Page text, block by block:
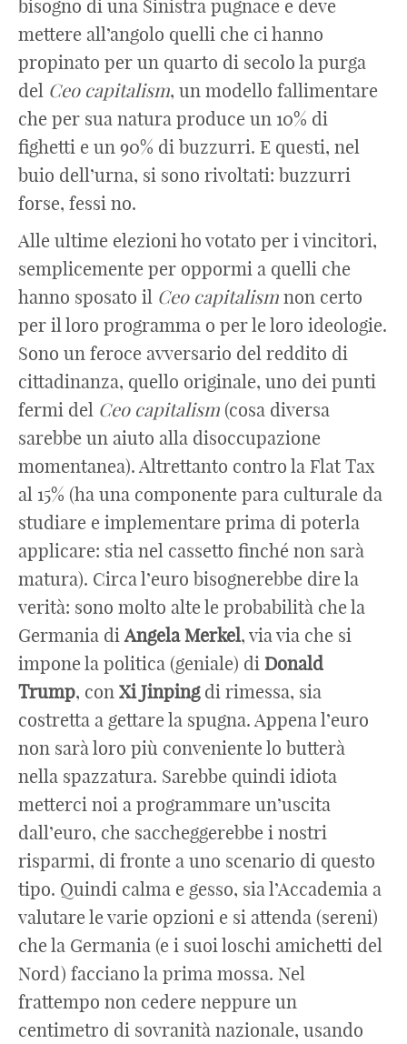
bisogno di una Sinistra pugnace e deve
mettere all’angolo quelli che ci hanno
propinato per un quarto di secolo la purga
del Ceo capitalism, un modello fallimentare
che per sua natura produce un 10% di
fighetti e un 90% di buzzurri. E questi, nel
buio dell’urna, si sono rivoltati: buzzurri
forse, fessi no.
Alle ultime elezioni ho votato per i vincitori,
semplicemente per oppormi a quelli che
hanno sposato il Ceo capitalism non certo
per il loro programma o per le loro ideologie.
Sono un feroce avversario del reddito di
cittadinanza, quello originale, uno dei punti
fermi del Ceo capitalism (cosa diversa
sarebbe un aiuto alla disoccupazione
momentanea). Altrettanto contro la Flat Tax
al 15% (ha una componente para culturale da
studiare e implementare prima di poterla
applicare: stia nel cassetto finché non sarà
matura). Circa l’euro bisognerebbe dire la
verità: sono molto alte le probabilità che la
Germania di Angela Merkel, via via che si
impone la politica (geniale) di Donald
Trump, con Xi Jinping di rimessa, sia
costretta a gettare la spugna. Appena l’euro
non sarà loro più conveniente lo butterà
nella spazzatura. Sarebbe quindi idiota
metterci noi a programmare un’uscita
dall’euro, che saccheggerebbe i nostri
risparmi, di fronte a uno scenario di questo
tipo. Quindi calma e gesso, sia l’Accademia a
valutare le varie opzioni e si attenda (sereni)
che la Germania (e i suoi loschi amichetti del
Nord) facciano la prima mossa. Nel
frattempo non cedere neppure un
centimetro di sovranità nazionale, usando